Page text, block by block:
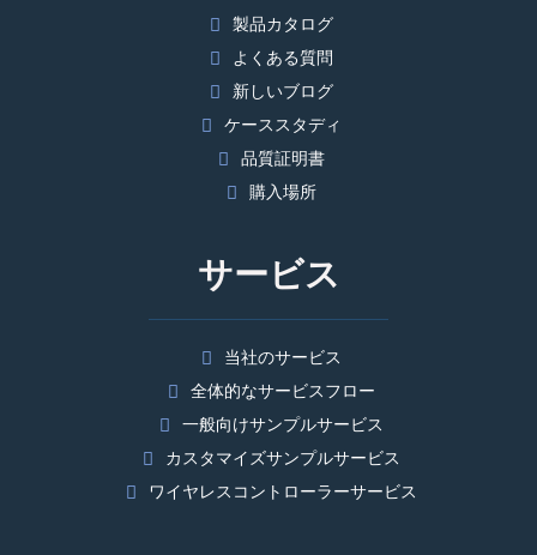
製品カタログ
よくある質問
新しいブログ
ケーススタディ
品質証明書
購入場所
サービス
当社のサービス
全体的なサービスフロー
一般向けサンプルサービス
カスタマイズサンプルサービス
ワイヤレスコントローラーサービス